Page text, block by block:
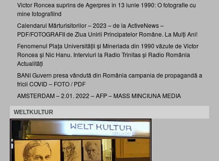
Victor Roncea suprins de Agerpres în 13 iunie 1990: O fotografie cu
mine fotografiind
Calendarul Mărturisitorilor – 2023 – de la ActiveNews –
PDF/FOTOGRAFII de Ziua Unirii Principatelor Române. La Mulți Ani!
Fenomenul Piața Universității și Mineriada din 1990 văzute de Victor
Roncea și Nic Hanu. Interviuri la Radio Trinitas și Radio România
Actualități
BANI Guvern presa vândută din România campania de propagandă a
fricii COVID – FOTO / PDF
AMSTERDAM – 2.01. 2022 – AFP – MASS MINCIUNA MEDIA
WELTKULTUR